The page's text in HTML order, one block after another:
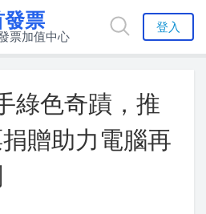
發票
票加值中心
登入
綠色奇蹟，推
贈助力電腦再